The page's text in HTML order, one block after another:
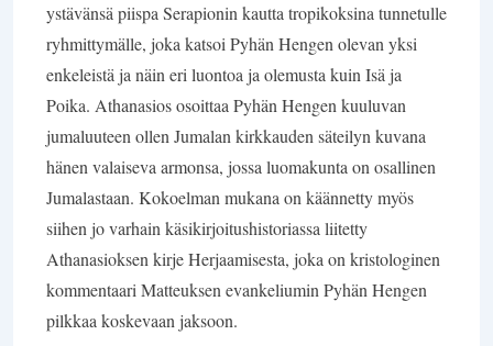
ystävänsä piispa Serapionin kautta tropikoksina tunnetulle
ryhmittymälle, joka katsoi Pyhän Hengen olevan yksi
enkeleistä ja näin eri luontoa ja olemusta kuin Isä ja
Poika. Athanasios osoittaa Pyhän Hengen kuuluvan
jumaluuteen ollen Jumalan kirkkauden säteilyn kuvana
hänen valaiseva armonsa, jossa luomakunta on osallinen
Jumalastaan. Kokoelman mukana on käännetty myös
siihen jo varhain käsikirjoitushistoriassa liitetty
Athanasioksen kirje Herjaamisesta, joka on kristologinen
kommentaari Matteuksen evankeliumin Pyhän Hengen
pilkkaa koskevaan jaksoon.